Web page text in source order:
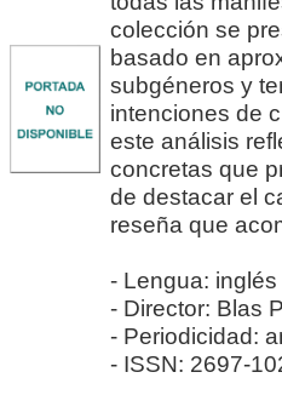
colección se
basado en
subgéneros y
intenciones de
este análisis
concretas que
de destacar el
reseña que
- Lengua:
- Director: Blas
- Periodicidad:
- ISSN: 2697-